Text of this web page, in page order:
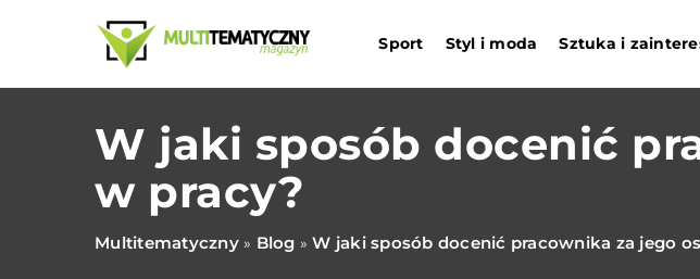
Sport Styl i moda Sztuka i
W jaki sposób docenić
w pracy?
Multitematyczny» Blog »W jaki sposób docenić pracownika za jego